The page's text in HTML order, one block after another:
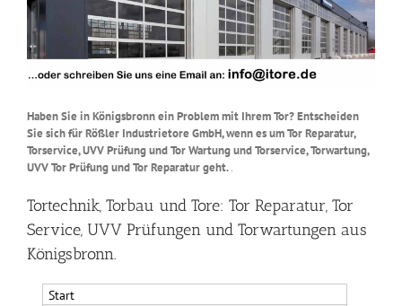
Haben Sie in Königsbronn ein Problem mit Ihrem Tor? Entscheiden
Sie sich für Rößler Industrietore GmbH, wenn es um Tor Reparatur,
Torservice, UVV Prüfung und Tor Wartung und Torservice, Torwartung,
UVV Tor Prüfung und Tor Reparatur geht..
Tortechnik, Torbau und Tore: Tor Reparatur, Tor
Service, UVV Prüfungen und Torwartungen aus
Königsbronn.
Start